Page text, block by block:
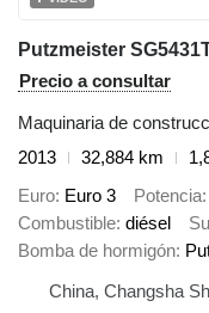
Precio a consultar
Maquinaria de
2013
32,884 km
Euro Euro 3 Potencia
Combustible diésel
Bomba de hormigón
China, Changsha